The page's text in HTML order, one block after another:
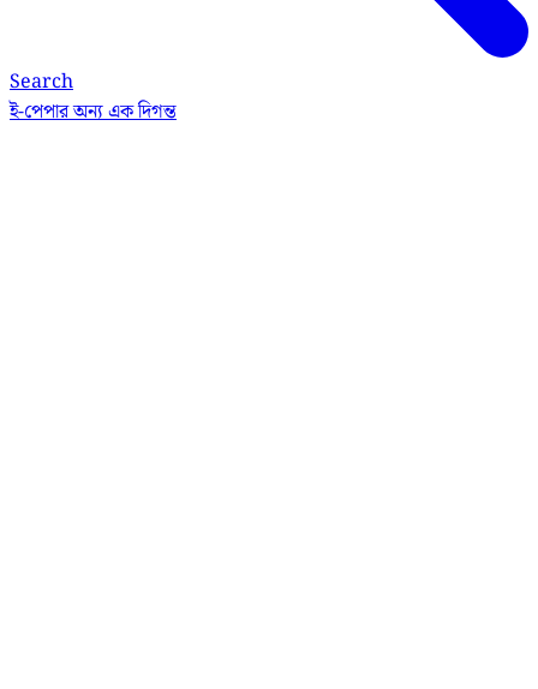
Search
ই-পেপারঅন্য এক দিগন্ত